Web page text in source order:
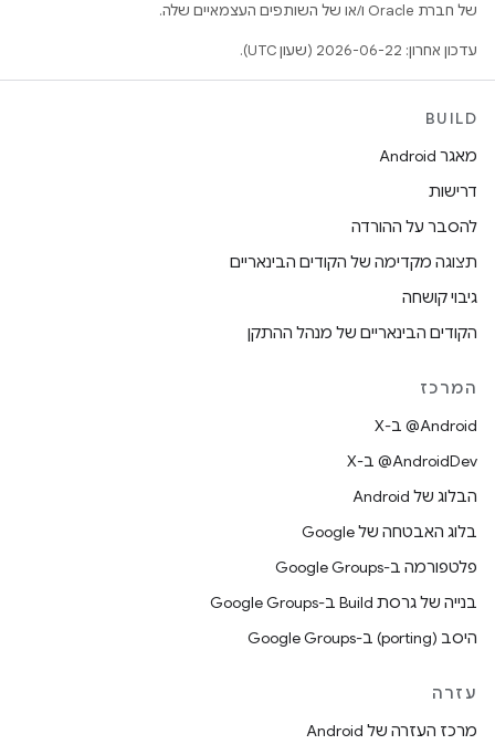
של חברת Oracle ו/או של השותפים העצמאיים שלה.
עדכון אחרון: 2026-06-22 (שעון UTC).
BUILD
מאגר Android
דרישות
להסבר על ההורדה
תצוגה מקדימה של הקודים הבינאריים
גיבוי קושחה
הקודים הבינאריים של מנהל ההתקן
המרכז
‫‎@Android ב-X
‫‎@AndroidDev ב-X
הבלוג של Android
בלוג האבטחה של Google
פלטפורמה ב-Google Groups
בנייה של גרסת Build ב-Google Groups
היסב (porting) ב-Google Groups
עזרה
מרכז העזרה של Android